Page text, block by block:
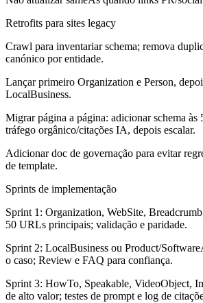
Retrofits para sites legacy
Crawl para inventariar schema; remova
canónico por entidade.
Lançar primeiro Organization e Person,
LocalBusiness.
Migrar página a página: adicionar schema
tráfego orgânico/citações IA, depois escalar.
Adicionar doc de governação para evitar
de template.
Sprints de implementação
Sprint 1: Organization, WebSite,
50 URLs principais; validação e paridade.
Sprint 2: LocalBusiness ou Product/
o caso; Review e FAQ para confiança.
Sprint 3: HowTo, Speakable, VideoObject,
de alto valor; testes de prompt e log de